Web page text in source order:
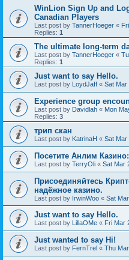
WinLion Sign Up and
Canadian Players
Last post by TannerHoeger «
Replies: 1
The ultimate long-term
Last post by TannerHoeger «
Replies: 1
Just want to say Hello.
Last post by LoydJaff « Sat Mar
Experience group
Last post by Davidlah « Mon
Replies: 3
трип скан
Last post by KatrinaH « Sat Mar
Посетите Анлим
Last post by TerryOli « Sat Mar
Присоединяйтесь
надёжное казино.
Last post by IrwinWoo « Sat
Just want to say Hello.
Last post by LillaOMe « Fri Mar
Just wanted to say Hi!
Last post by FernTrel « Thu